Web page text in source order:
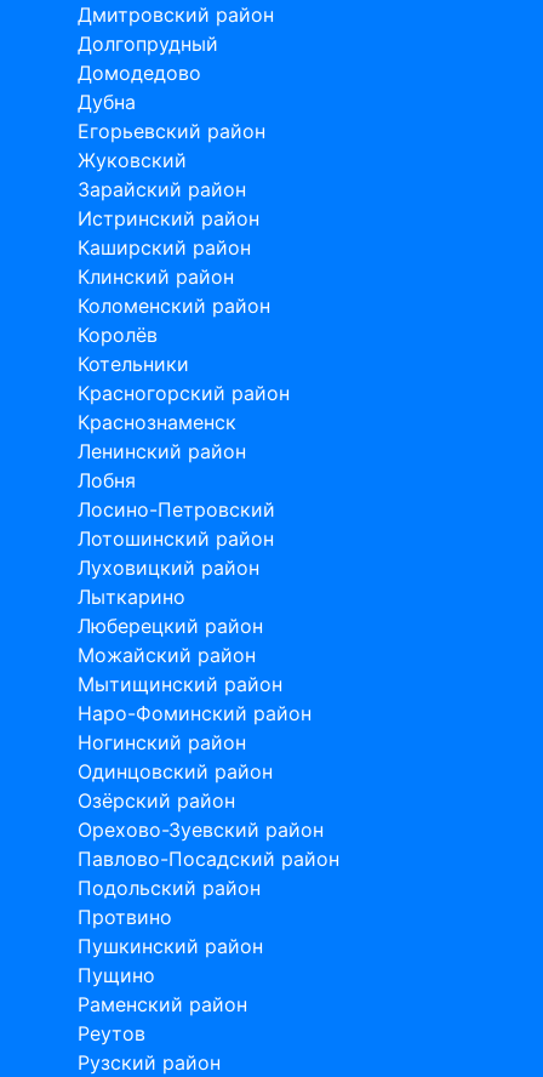
Дмитровский район
Долгопрудный
Домодедово
Дубна
Егорьевский район
Жуковский
Зарайский район
Истринский район
Каширский район
Клинский район
Коломенский район
Королёв
Котельники
Красногорский район
Краснознаменск
Ленинский район
Лобня
Лосино-Петровский
Лотошинский район
Луховицкий район
Лыткарино
Люберецкий район
Можайский район
Мытищинский район
Наро-Фоминский район
Ногинский район
Одинцовский район
Озёрский район
Орехово-Зуевский район
Павлово-Посадский район
Подольский район
Протвино
Пушкинский район
Пущино
Раменский район
Реутов
Рузский район